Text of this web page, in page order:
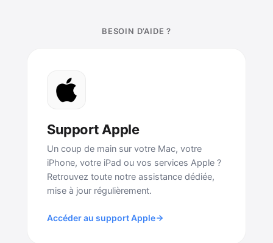
BESOIN D’AIDE ?
Support Apple
Un coup de main sur votre Mac, votre
iPhone, votre iPad ou vos services Apple ?
Retrouvez toute notre assistance dédiée,
mise à jour régulièrement.
Accéder au support Apple